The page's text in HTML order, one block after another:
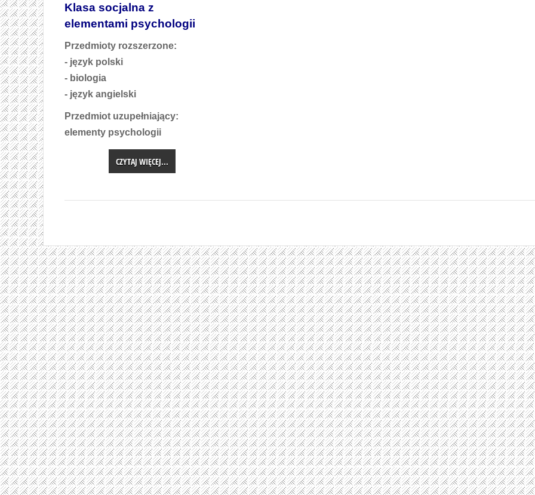
Klasa socjalna z
elementami psychologii
Przedmioty rozszerzone:
- język polski
- biologia
- język angielski
Przedmiot uzupełniający:
elementy psychologii
CZYTAJ WIĘCEJ...